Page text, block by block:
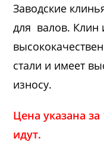
Заводские
для валов. Клин
стали и имеет
износу.
Цена указана
идут.